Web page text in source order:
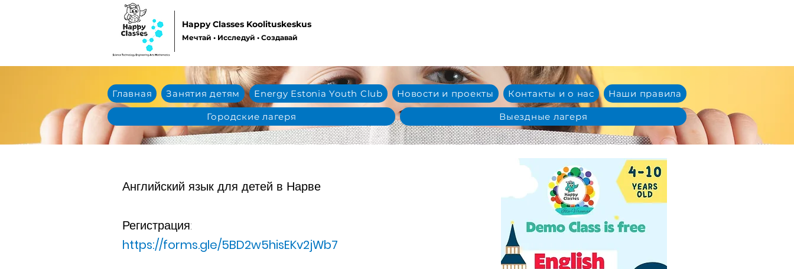
Happy Classes Koolituskeskus
Мечтай • Исследуй • Создавай
Главная Занятия детям Energy Estonia Youth Club Новости и проекты Контакты и о нас Наши правила
Городские лагеря Выездные лагеря
Английский язык для детей в Нарве
Регистрация:
https://forms.gle/5BD2w5hisEKv2jWb7